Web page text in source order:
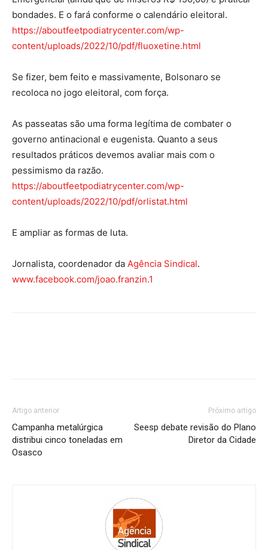
bondades. E o fará conforme o calendário eleitoral.
https://aboutfeetpodiatrycenter.com/wp-
content/uploads/2022/10/pdf/fluoxetine.html
Se fizer, bem feito e massivamente, Bolsonaro se
recoloca no jogo eleitoral, com força.
As passeatas são uma forma legítima de combater o
governo antinacional e eugenista. Quanto a seus
resultados práticos devemos avaliar mais com o
pessimismo da razão.
https://aboutfeetpodiatrycenter.com/wp-
content/uploads/2022/10/pdf/orlistat.html
E ampliar as formas de luta.
Jornalista, coordenador da Agência Sindical.
www.facebook.com/joao.franzin.1
Artigo anterior
Campanha metalúrgica
distribui cinco toneladas em
Osasco
Próximo artigo
Seesp debate revisão do Plano
Diretor da Cidade